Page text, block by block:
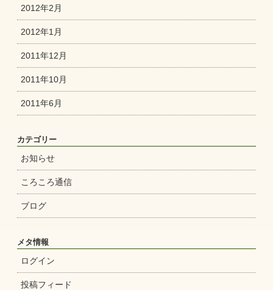
2012年2月
2012年1月
2011年12月
2011年10月
2011年6月
カテゴリー
お知らせ
ころころ通信
ブログ
メタ情報
ログイン
投稿フィード